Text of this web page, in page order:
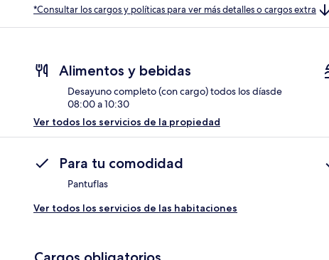
*Consultar los cargos y políticas para ver más detalles o cargos extra
Alimentos y bebidas
Desayuno completo (con cargo) todos los díasde
08:00 a 10:30
Ver todos los servicios de la propiedad
Para tu comodidad
Pantuflas
Ver todos los servicios de las habitaciones